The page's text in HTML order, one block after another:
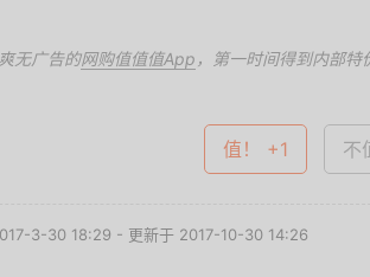
无广告的网购值值值App ，第一时间得到内部特
值！ +1 不
3-30 18:29 - 更新于 2017-10-30 14:26